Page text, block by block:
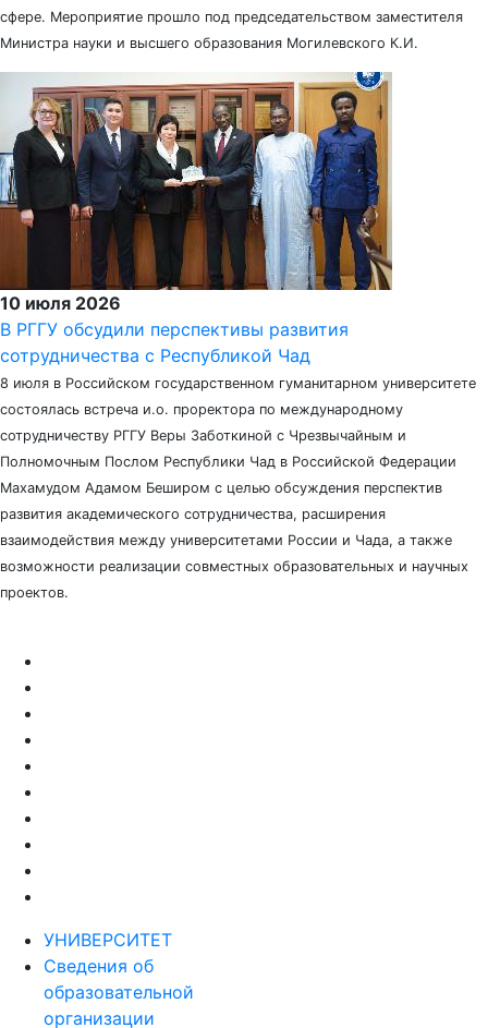
сфере. Мероприятие прошло под председательством заместителя
Министра науки и высшего образования Могилевского К.И.
10 июля 2026
В РГГУ обсудили перспективы развития
сотрудничества с Республикой Чад
8 июля в Российском государственном гуманитарном университете
состоялась встреча и.о. проректора по международному
сотрудничеству РГГУ Веры Заботкиной с Чрезвычайным и
Полномочным Послом Республики Чад в Российской Федерации
Махамудом Адамом Беширом с целью обсуждения перспектив
развития академического сотрудничества, расширения
взаимодействия между университетами России и Чада, а также
возможности реализации совместных образовательных и научных
проектов.
УНИВЕРСИТЕТ
Сведения об
образовательной
организации